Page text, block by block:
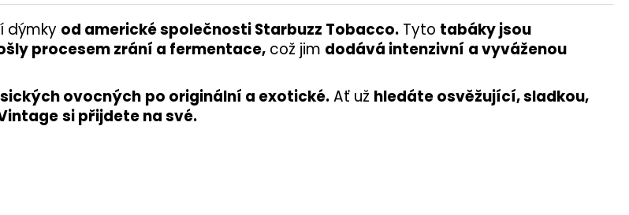
dýmky od americké společnosti Starbuzz Tobacco. Tyto tabáky jsou
procesem zrání a fermentace, což jim dodává intenzivní a vyváženou
ovocných po originální a exotické.Ať už hledáte osvěžující, sladkou,
si přijdete na své.